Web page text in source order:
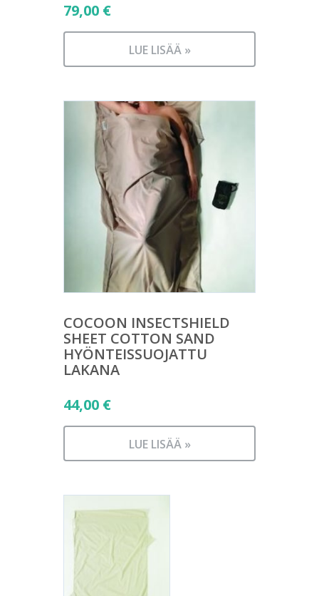
79,00 €
LUE LISÄÄ »
COCOON INSECTSHIELD
SHEET COTTON SAND
HYÖNTEISSUOJATTU
LAKANA
44,00 €
LUE LISÄÄ »